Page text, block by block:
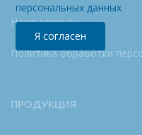
Наши клиенты
Политика обработки
ПРОДУКЦИЯ
персональных данных
Я согласен